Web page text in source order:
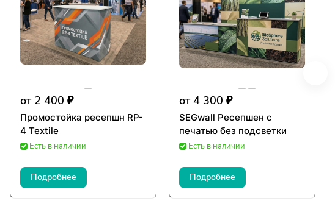
от 2 400 ₽
Промостойка ресепшн RP-
4 Textile
Есть в наличии
Подробнее
от 4 300 ₽
SEGwall Ресепшен с
печатью без подсветки
Есть в наличии
Подробнее